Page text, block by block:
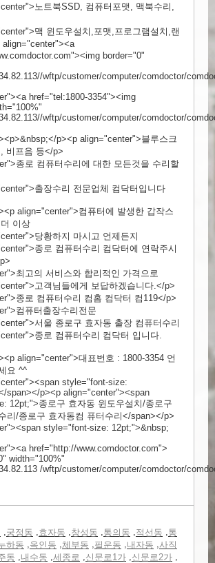
노트북SSD, 컴퓨터포맷, 맥북수리,
맥 윈도우설치,포맷,프로그램설치,랜
border="0"
wftp/customer/computer/comdoctor/
href="tel:1800-3354"><img
wftp/customer/computer/comdoctor/
p><p align="center">블루스크
비프음 등</p>
종로 컴퓨터수리에 대한 모든것을 수리할
출장수리 전문업체 컴닥터입니다
align="center">컴퓨터에 발생한 갑작스
이상
당황하지 마시고 언제든지
종로 컴퓨터수리 컴닥터에 연락주시
최고의 서비스와 합리적인 가격으로
고객님들에게 보답하겠습니다.</p>
종로 컴퓨터수리 컴홈 컴닥터 컴119</p>
컴퓨터출장수리전문
서울 종로구 효자동 출장 컴퓨터수리
종로 컴퓨터수리 컴닥터 입니다.
align="center">대표번호 : 1800-3354 언
요 ^^
style="font-size:
span></p><p align="center"><span
12pt;">종로구 효자동 윈도우설치/종로구
리/종로구 효자동컴 퓨터수리</span></p>
style="font-size: 12pt;">&nbsp;
href=" http://www.comdoctor.com">
width="100%"
/wftp/customer/computer/comdoctor/
,궁정동 ,효자동 ,창성동 ,통의동 ,적선동 ,통
하동 ,옥인동 ,체부동 ,필운동 ,내자동 ,사직
동 ,내수동 ,세종로 ,신문로1가 ,신문로2가 ,